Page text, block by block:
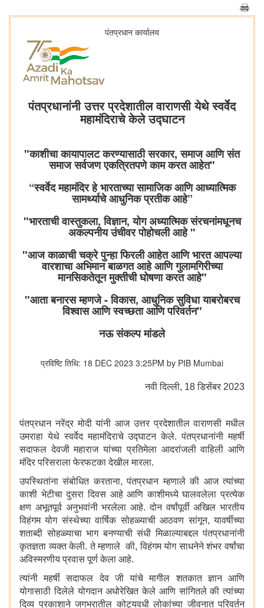
पंतप्रधान कार्यालय
पंतप्रधानांनी उत्तर प्रदेशातील वाराणसी येथे स्वर्वेद
महामंदिराचे केले उद्घाटन
"काशीचा कायापालट करण्यासाठी सरकार, समाज आणि संत
समाज सर्वजण एकत्रितपणे काम करत आहेत"
“स्वर्वेद महामंदिर हे भारताच्या सामाजिक आणि आध्यात्मिक
सामर्थ्याचे आधुनिक प्रतीक आहे”
"भारताची वास्तुकला, विज्ञान, योग अध्यात्मिक संरचनांमधूनच
अकल्पनीय उंचीवर पोहोचली आहे "
"आज काळाची चक्रे पुन्हा फिरली आहेत आणि भारत आपल्या
वारशाचा अभिमान बाळगत आहे आणि गुलामगिरीच्या
मानसिकतेतून मुक्तीची घोषणा करत आहे"
"आता बनारस म्हणजे - विकास, आधुनिक सुविधा याबरोबरच
विश्वास आणि स्वच्छता आणि परिवर्तन"
नऊ संकल्प मांडले
प्रविष्टि तिथि: 18 DEC 2023 3:25PM by PIB Mumbai
नवी दिल्‍ली, 18 डिसेंबर 2023
पंतप्रधान नरेंद्र मोदी यांनी आज उत्तर प्रदेशातील वाराणसी मधील
उमराहा येथे स्वर्वेद महामंदिराचे उद्घाटन केले. पंतप्रधानांनी महर्षी
सदाफल देवजी महाराज यांच्या प्रतिमेला आदरांजली वाहिली आणि
मंदिर परिसराला फेरफटका देखील मारला.
उपस्थितांना संबोधित करताना, पंतप्रधान म्हणाले की आज त्यांच्या
काशी भेटीचा दुसरा दिवस आहे आणि काशीमध्ये घालवलेला प्रत्येक
क्षण अभूतपूर्व अनुभवांनी भरलेला आहे. दोन वर्षांपूर्वी अखिल भारतीय
विहंगम योग संस्थेच्या वार्षिक सोहळ्याची आठवण सांगून, यावर्षीच्या
शताब्दी सोहळ्याचा भाग बनण्याची संधी मिळाल्याबद्दल पंतप्रधानांनी
कृतज्ञता व्यक्त केली. ते म्हणाले की, विहंगम योग साधनेने शंभर वर्षांचा
अविस्मरणीय प्रवास पूर्ण केला आहे.
त्यांनी महर्षी सदाफल देव जी यांचे मागील शतकात ज्ञान आणि
योगासाठी दिलेले योगदान अधोरेखित केले आणि सांगितले की त्यांच्या
दिव्य प्रकाशाने जगभरातील कोट्यवधी लोकांच्या जीवनात परिवर्तन